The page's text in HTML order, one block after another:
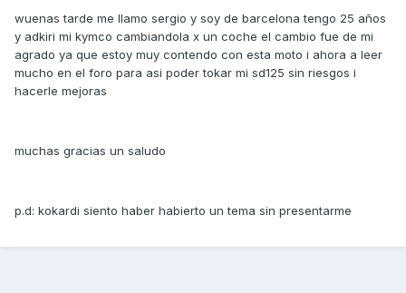
wuenas tarde me llamo sergio y soy de barcelona tengo 25 años
y adkiri mi kymco cambiandola x un coche el cambio fue de mi
agrado ya que estoy muy contendo con esta moto i ahora a leer
mucho en el foro para asi poder tokar mi sd125 sin riesgos i
hacerle mejoras
muchas gracias un saludo
p.d: kokardi siento haber habierto un tema sin presentarme